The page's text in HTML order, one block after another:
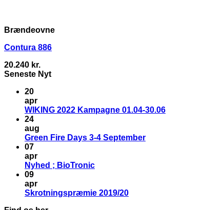
Brændeovne
Contura 886
20.240 kr.
Seneste Nyt
20
apr
WIKING 2022 Kampagne 01.04-30.06
24
aug
Green Fire Days 3-4 September
07
apr
Nyhed ; BioTronic
09
apr
Skrotningspræmie 2019/20